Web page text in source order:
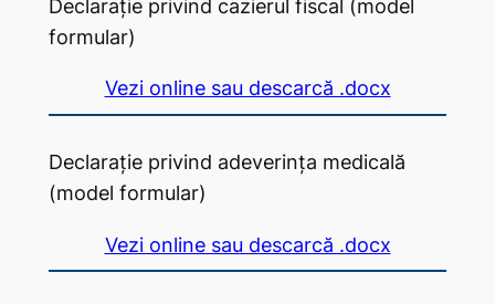
Declarație privind cazierul fiscal (model
formular)
Vezi online sau descarcă .docx
Declarație privind adeverința medicală
(model formular)
Vezi online sau descarcă .docx